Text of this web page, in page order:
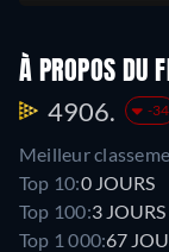
À PROPOS DU
4906. -34
Meilleur
Top 10:0 JOURS
Top 100:3 JOURS
Top 1 000:67